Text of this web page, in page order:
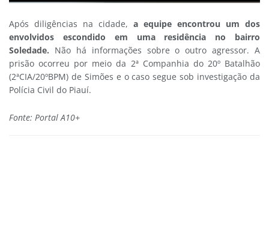
Após diligências na cidade, a equipe encontrou um dos
envolvidos escondido em uma residência no bairro
Soledade. Não há informações sobre o outro agressor. A
prisão ocorreu por meio da 2ª Companhia do 20º Batalhão
(2ªCIA/20ºBPM) de Simões e o caso segue sob investigação da
Polícia Civil do Piauí.
Fonte: Portal A10+